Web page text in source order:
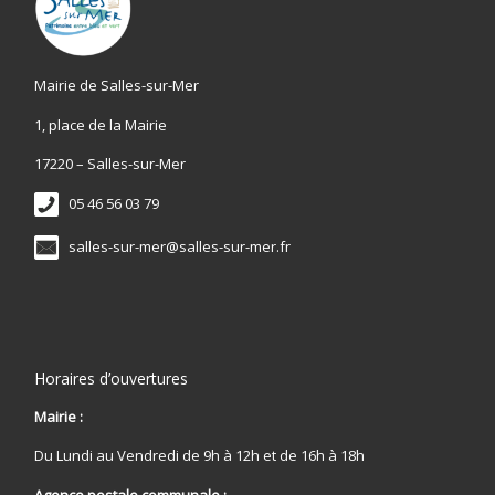
Mairie de Salles-sur-Mer
1, place de la Mairie
17220 – Salles-sur-Mer
05 46 56 03 79
salles-sur-mer@salles-sur-mer.fr
Horaires d’ouvertures
Mairie :
Du Lundi au Vendredi de 9h à 12h et de 16h à 18h